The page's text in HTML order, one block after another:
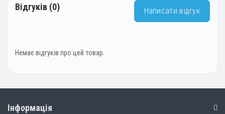
Відгуків (0) Написати відгук
Немає відгуків про цей товар.
Інформація